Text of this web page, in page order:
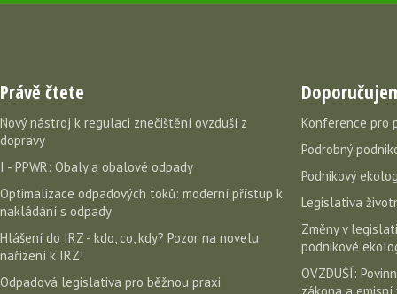
Právě čtete
Nový nástroj k regulaci znečištění ovzduší z
dopravy
I - PPWR: Obaly a obalové odpady
Optimalizace odpadových toků: moderní přístup k
nakládání s odpady
Hlášení do IRZ - kdo, co, kdy? Pozor na novelu
nařízení k IRZ!
Odpadová legislativa pro běžnou praxi
Konference pro
Podrobný
Podnikový
Legislativa
Změny v
podnikové
OVZDUŠÍ: